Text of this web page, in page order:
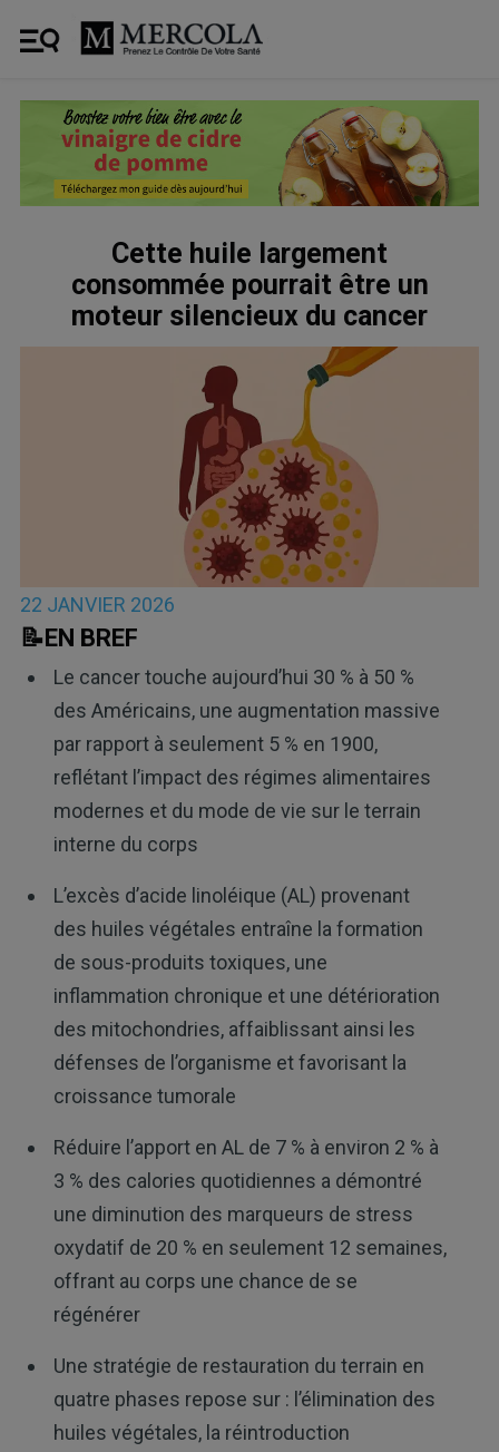
Cette huile largement
consommée pourrait être un
moteur silencieux du cancer
22 JANVIER 2026
📝EN BREF
Le cancer touche aujourd’hui 30 % à 50 %
des Américains, une augmentation massive
par rapport à seulement 5 % en 1900,
reflétant l’impact des régimes alimentaires
modernes et du mode de vie sur le terrain
interne du corps
L’excès d’acide linoléique (AL) provenant
des huiles végétales entraîne la formation
de sous-produits toxiques, une
inflammation chronique et une détérioration
des mitochondries, affaiblissant ainsi les
défenses de l’organisme et favorisant la
croissance tumorale
Réduire l’apport en AL de 7 % à environ 2 % à
3 % des calories quotidiennes a démontré
une diminution des marqueurs de stress
oxydatif de 20 % en seulement 12 semaines,
offrant au corps une chance de se
régénérer
Une stratégie de restauration du terrain en
quatre phases repose sur : l’élimination des
huiles végétales, la réintroduction